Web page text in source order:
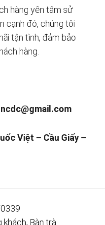
hàng yên tâm sử
cạnh đó, chúng tôi
tận tình, đảm bảo
hàng.
Việt – Cầu Giấy –
khách, Bàn trà